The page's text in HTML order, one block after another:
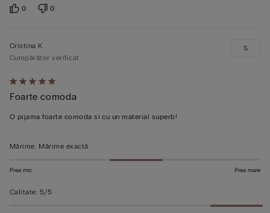
0 0
Evaluat
5
din
Cristina K
Cumpărător verificat
Foarte comoda
O pijama foarte comoda si cu un material superb!
S
Mărime: Mărime exactă
Prea mic Prea mare
Calitate: 5/5